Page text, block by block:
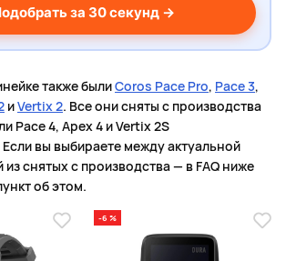
за 30 секунд →
также былиCoros Pace Pro, Pace 3,
иVertix 2. Все они сняты с производства
Pace 4, Apex 4 и Vertix 2S
вы выбираете между актуальной
снятых с производства — в FAQ ниже
об этом.
-6 %